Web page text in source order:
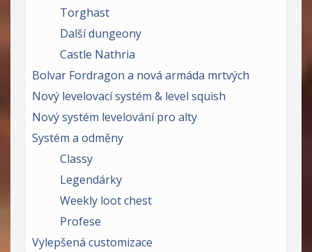
Torghast
Další dungeony
Castle Nathria
Bolvar Fordragon a nová armáda mrtvých
Nový levelovací systém & level squish
Nový systém levelování pro alty
Systém a odměny
Classy
Legendárky
Weekly loot chest
Profese
Vylepšená customizace